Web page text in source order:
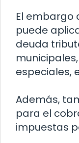
El embargo
puede
deuda
especiales,
Además,
para el
impuestas